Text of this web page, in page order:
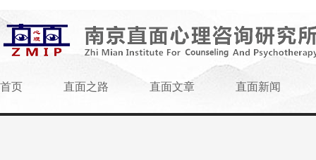
首页 直面之路 直面文章 直面新闻